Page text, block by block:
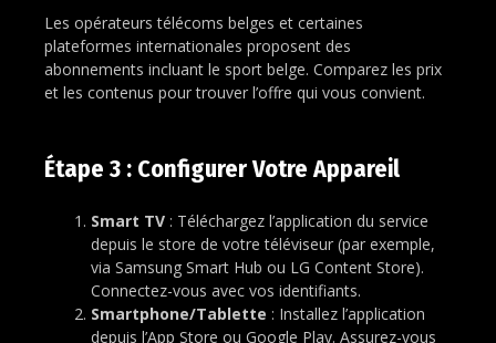
Les opérateurs télécoms belges et certaines
plateformes internationales proposent des
abonnements incluant le sport belge. Comparez les prix
et les contenus pour trouver l’offre qui vous convient.
Étape 3 : Configurer Votre Appareil
Smart TV : Téléchargez l’application du service
depuis le store de votre téléviseur (par exemple,
via Samsung Smart Hub ou LG Content Store).
Connectez-vous avec vos identifiants.
Smartphone/Tablette : Installez l’application
depuis l’App Store ou Google Play. Assurez-vous